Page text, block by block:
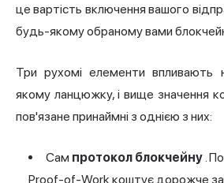
це вартість включення вашого
будь-якому обраному вами
Три рухомі елементи впливають
якому ланцюжку, і вище значення
пов'язане принаймні з однією з них:
Сам протокол блокчейну.
Proof-of-Work коштує дорожче за